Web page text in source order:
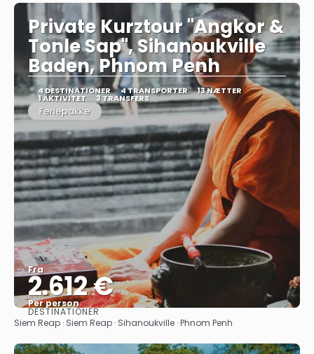
Private Kurztour "Angkor &
Tonle Sap", Sihanoukville
Baden, Phnom Penh
4 DESTINATIONER 4 TRANSPORTER 13 NÆTTER
1 AKTIVITET 3 TRANSFERS
Feriepakke
Fra
2.612 €
Per person
Se
DESTINATIONER
Siem Reap · Siem Reap · Sihanoukville · Phnom Penh